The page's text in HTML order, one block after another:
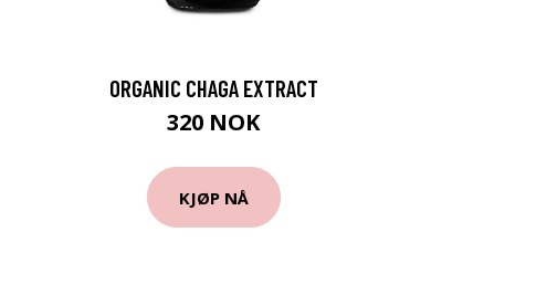
ORGANIC CHAGA EXTRACT
320 NOK
KJØP NÅ